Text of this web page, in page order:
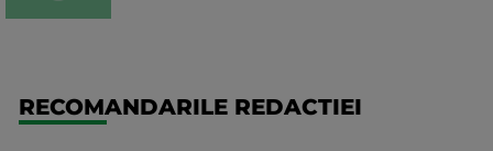
RECOMANDARILE REDACTIEI